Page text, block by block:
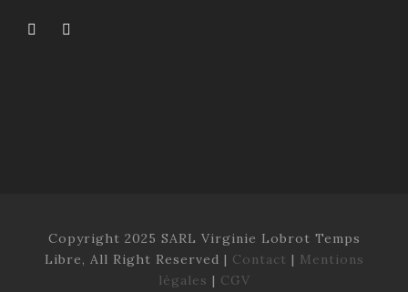
Copyright 2025 SARL Virginie Lobrot Temps
Libre, All Right Reserved | Contact | Mentions
légales | CGV